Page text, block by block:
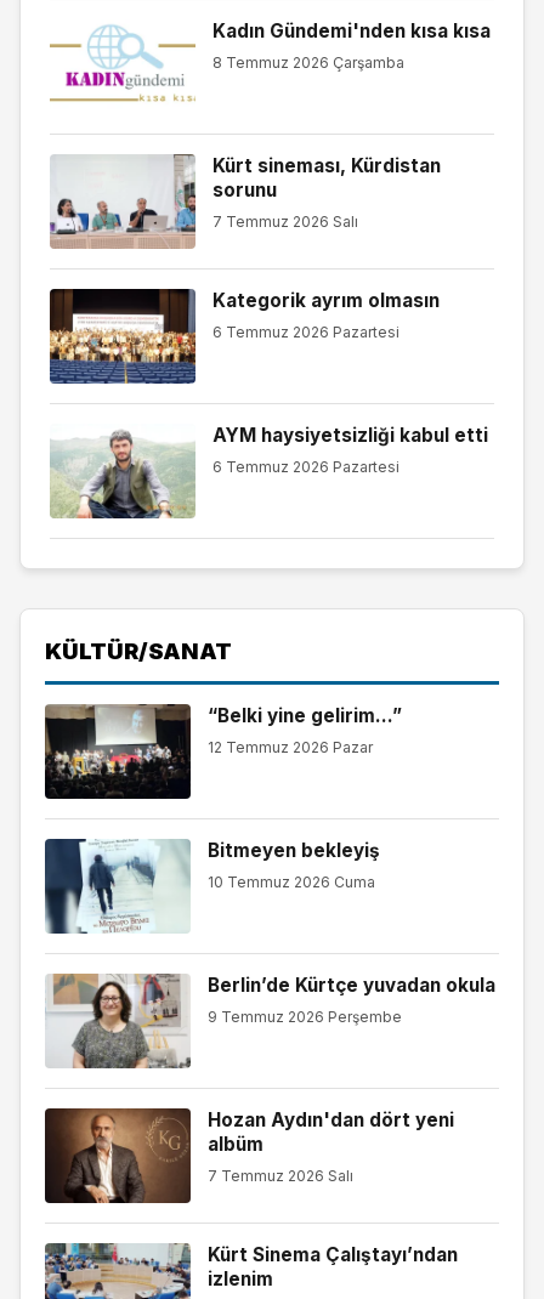
Kadın Gündemi'nden kısa kısa
8 Temmuz 2026 Çarşamba
Kürt sineması, Kürdistan
sorunu
7 Temmuz 2026 Salı
Kategorik ayrım olmasın
6 Temmuz 2026 Pazartesi
AYM haysiyetsizliği kabul etti
6 Temmuz 2026 Pazartesi
KÜLTÜR/SANAT
“Belki yine gelirim…”
12 Temmuz 2026 Pazar
Bitmeyen bekleyiş
10 Temmuz 2026 Cuma
Berlin’de Kürtçe yuvadan okula
9 Temmuz 2026 Perşembe
Hozan Aydın'dan dört yeni
albüm
7 Temmuz 2026 Salı
Kürt Sinema Çalıştayı’ndan
izlenim